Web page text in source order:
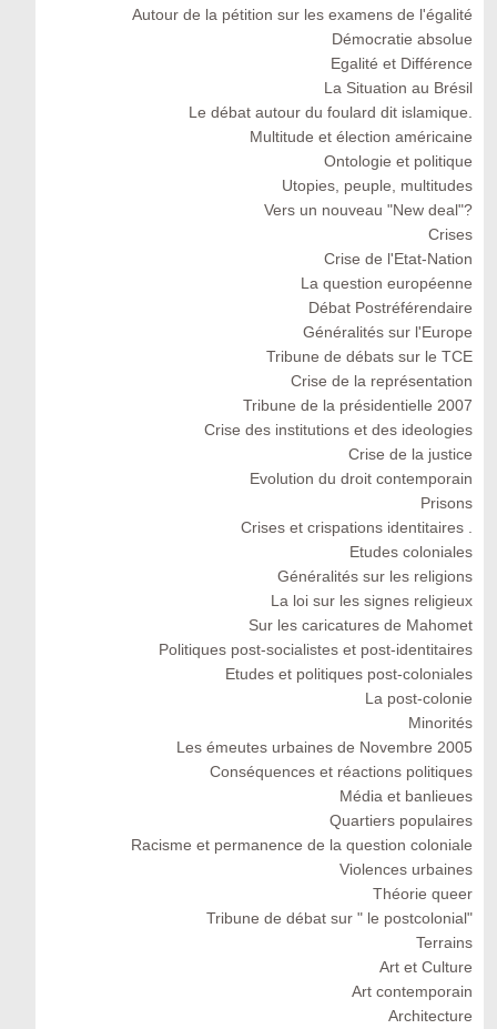
Autour de la pétition sur les examens de l'égalité
Démocratie absolue
Egalité et Différence
La Situation au Brésil
Le débat autour du foulard dit islamique.
Multitude et élection américaine
Ontologie et politique
Utopies, peuple, multitudes
Vers un nouveau "New deal"?
Crises
Crise de l'Etat-Nation
La question européenne
Débat Postréférendaire
Généralités sur l'Europe
Tribune de débats sur le TCE
Crise de la représentation
Tribune de la présidentielle 2007
Crise des institutions et des ideologies
Crise de la justice
Evolution du droit contemporain
Prisons
Crises et crispations identitaires .
Etudes coloniales
Généralités sur les religions
La loi sur les signes religieux
Sur les caricatures de Mahomet
Politiques post-socialistes et post-identitaires
Etudes et politiques post-coloniales
La post-colonie
Minorités
Les émeutes urbaines de Novembre 2005
Conséquences et réactions politiques
Média et banlieues
Quartiers populaires
Racisme et permanence de la question coloniale
Violences urbaines
Théorie queer
Tribune de débat sur " le postcolonial"
Terrains
Art et Culture
Art contemporain
Architecture